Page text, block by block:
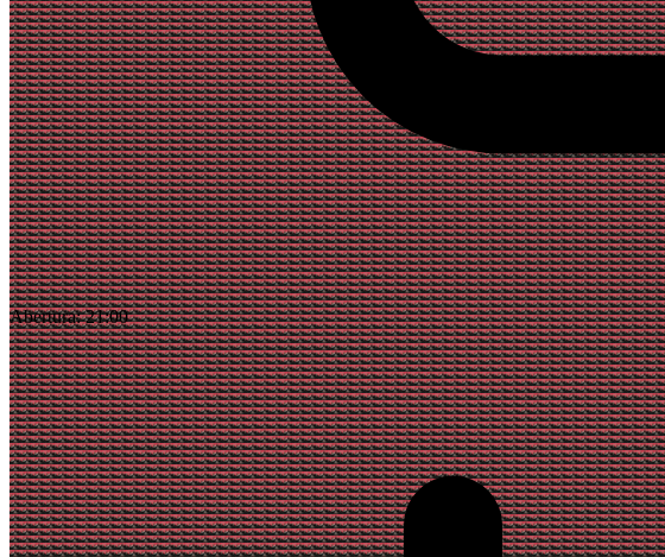
Abertura:21:00